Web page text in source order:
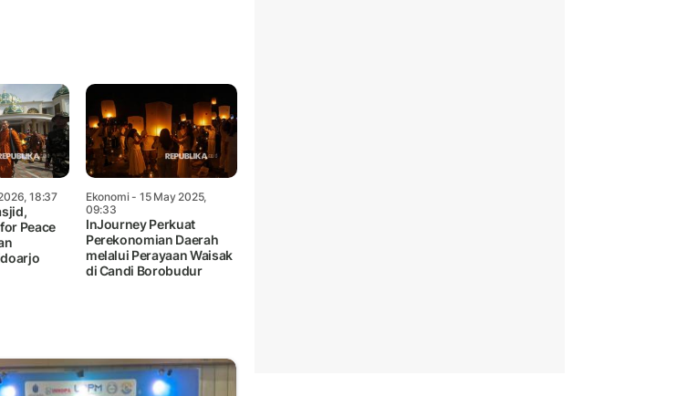
18:37
Peace
Ekonomi- 15 May 2025,
09:33
InJourney Perkuat
Perekonomian Daerah
melalui Perayaan Waisak
di Candi Borobudur